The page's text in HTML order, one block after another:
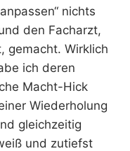
nichts
den Facharzt,
gemacht. Wirklich
ich deren
Macht-Hick
Wiederholung
gleichzeitig
und zutiefst